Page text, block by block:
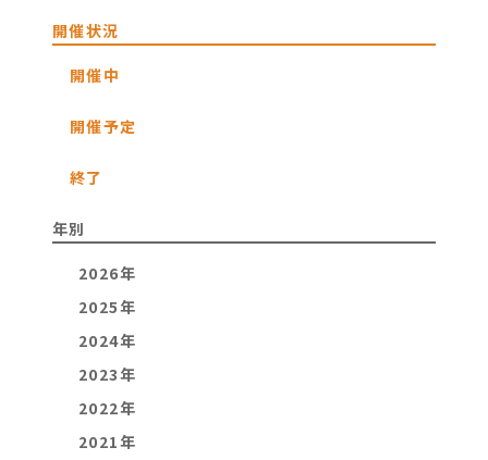
開催状況
開催中
開催予定
終了
年別
2026年
2025年
2024年
2023年
2022年
2021年